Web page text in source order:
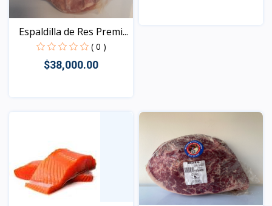
Espaldilla de Res Premi...
( 0 )
$38,000.00